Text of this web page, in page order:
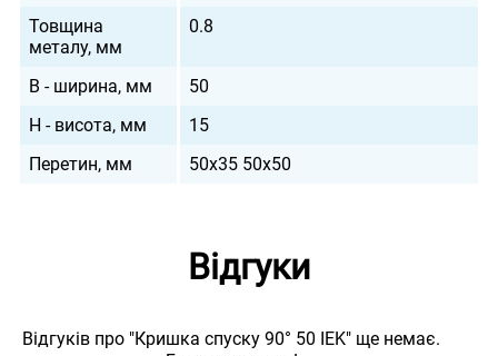
Товщина
металу, мм
0.8
B - ширина, мм
50
H - висота, мм
15
Перетин, мм
50х35 50х50
Відгуки
Відгуків про "Кришка спуску 90° 50 IEK" ще немає.